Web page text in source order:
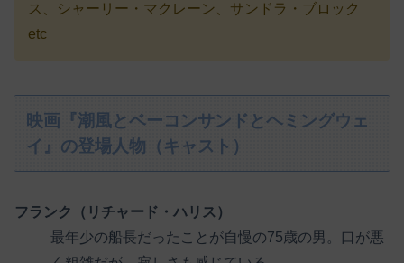
ス、シャーリー・マクレーン、サンドラ・ブロック
etc
映画『潮風とベーコンサンドとヘミングウェ
イ』の登場人物（キャスト）
フランク（リチャード・ハリス）
最年少の船長だったことが自慢の75歳の男。口が悪